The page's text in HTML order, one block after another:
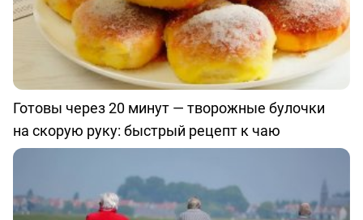
Готовы через 20 минут — творожные булочки
на скорую руку: быстрый рецепт к чаю